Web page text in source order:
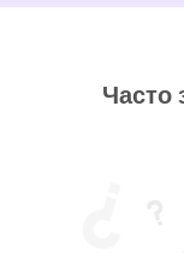
Часто